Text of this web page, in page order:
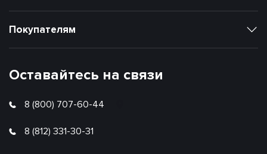
Оставайтесь на связи
8 (800) 707-60-44
8 (812) 331-30-31
Покупателям